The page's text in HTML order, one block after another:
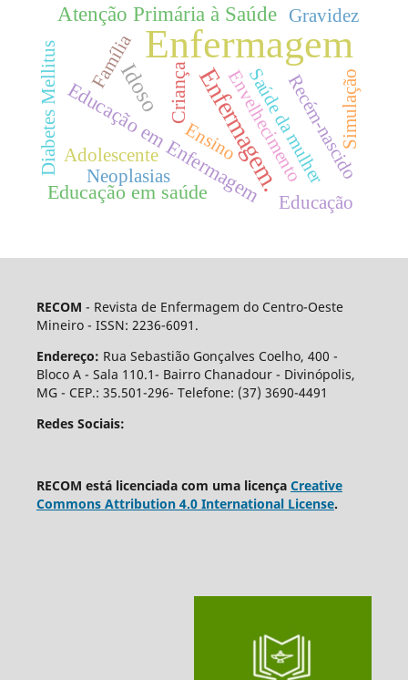
Enfermagem
Enfermagem.
Idoso
Atenção Primária à Saúde
Criança
Educação em Enfermagem
Educação em saúde
Envelhecimento
Saúde da mulher
Adolescente
Família
Ensino Recém-nascido
Neoplasias
Diabetes Mellitus
Educação
Gravidez
Simulação
RECOM - Revista de Enfermagem do Centro-Oeste
Mineiro - ISSN: 2236-6091.
Endereço: Rua Sebastião Gonçalves Coelho, 400 -
Bloco A - Sala 110.1- Bairro Chanadour - Divinópolis,
MG - CEP.: 35.501-296- Telefone: (37) 3690-4491
Redes Sociais:
RECOM está licenciada com uma licença Creative
Commons Attribution 4.0 International License.